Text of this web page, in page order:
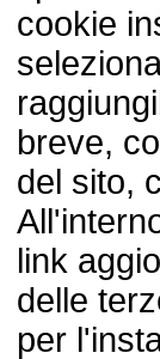
cookie
breve,
del sito,
link
delle
per